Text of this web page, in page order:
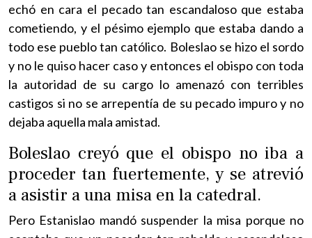
echó en cara el pecado tan escandaloso que estaba
cometiendo, y el pésimo ejemplo que estaba dando a
todo ese pueblo tan católico. Boleslao se hizo el sordo
y no le quiso hacer caso y entonces el obispo con toda
la autoridad de su cargo lo amenazó con terribles
castigos si no se arrepentía de su pecado impuro y no
dejaba aquella mala amistad.
Boleslao creyó que el obispo no iba a
proceder tan fuertemente, y se atrevió
a asistir a una misa en la catedral.
Pero Estanislao mandó suspender la misa porque no